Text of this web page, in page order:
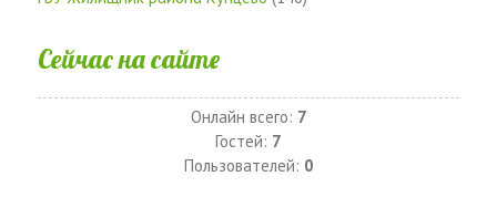
Сейчас на сайте
Онлайн всего: 7
Гостей: 7
Пользователей: 0